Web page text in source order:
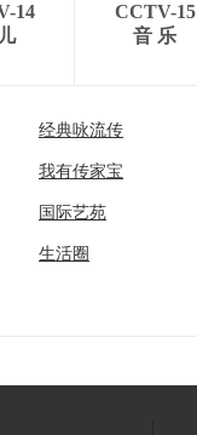
14
CCTV-15
音 乐
经典咏流传
我有传家宝
国际艺苑
生活圈